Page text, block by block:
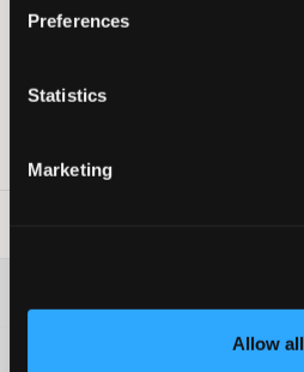
Preferences
Statistics
Marketing
Allow all
Haut de survêtement
Couleur : White